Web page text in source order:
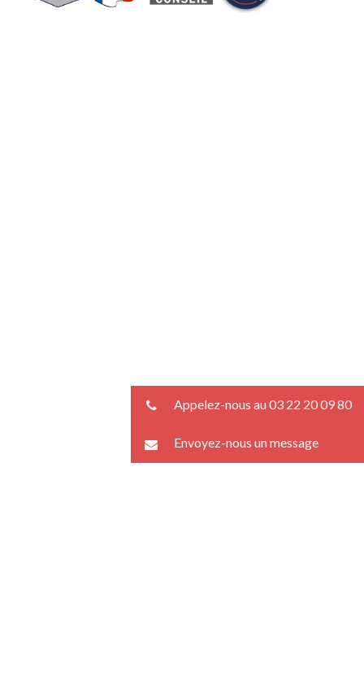
Appelez-nous au 03 22 20 09 80
Envoyez-nous un message